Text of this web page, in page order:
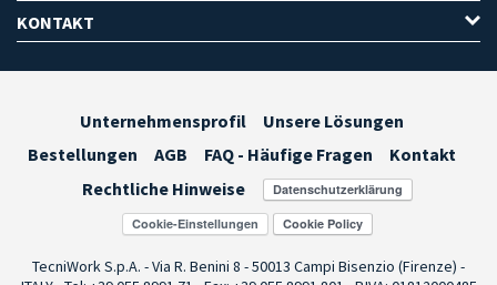
KONTAKT
Unternehmensprofil
Unsere Lösungen
Bestellungen
AGB FAQ - Häufige Fragen
Kontakt
Rechtliche Hinweise
Cookie-Einstellungen
TecniWork S.p.A. - Via R. Benini 8 - 50013 Campi Bisenzio (Firenze) -